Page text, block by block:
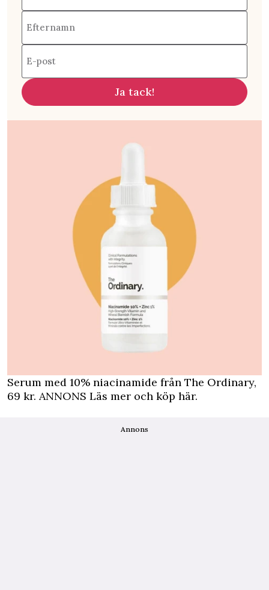
Efternamn
E-post
Ja tack!
Serum med 10% niacinamide från The Ordinary,
69 kr. ANNONS Läs mer och köp här.
Annons